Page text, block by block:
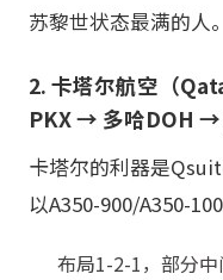
苏黎世状态最满的人。
2. 卡塔尔航空（
PKX → 多哈DOH →
卡塔尔的利器是
以A350-900/A350-
布局1-2-1，部分